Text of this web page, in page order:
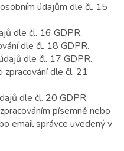
údajům dle čl. 15
dle čl. 16 GDPR,
dle čl. 18 GDPR.
dle čl. 17 GDPR.
zpracování dle čl. 21
dle čl. 20 GDPR.
písemně nebo
email správce uvedený v